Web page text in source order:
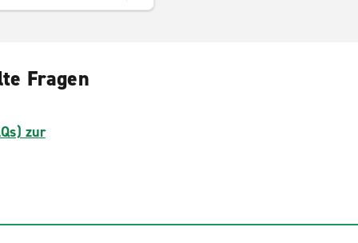
Fragen
zur